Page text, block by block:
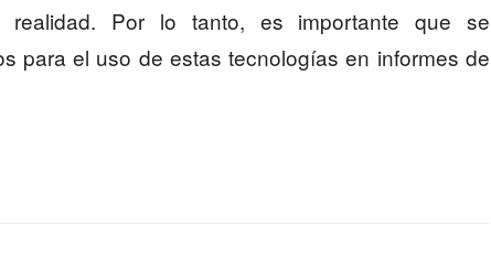
realidad. Por lo tanto, es importante que se
para el uso de estas tecnologías en informes de